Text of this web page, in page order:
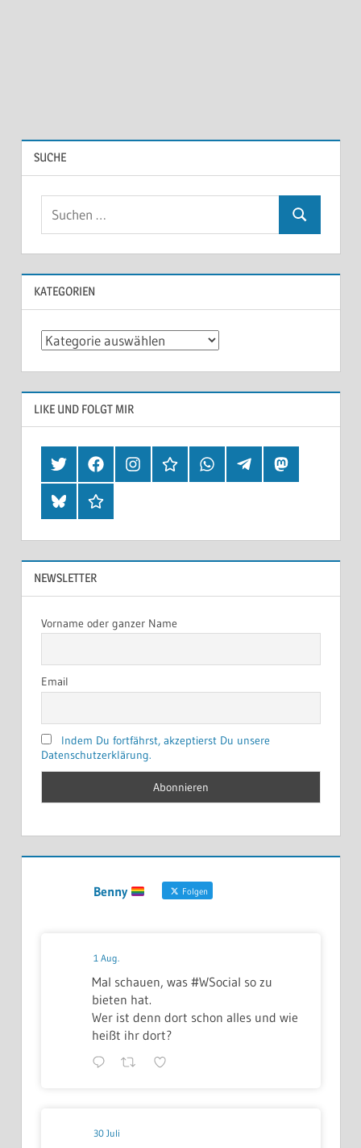
SUCHE
KATEGORIEN
Kategorien
LIKE UND FOLGT MIR
TwitterFacebookInstagramHearthisWhatsappTelegramMastodon
BlueskyThreads
NEWSLETTER
Vorname oder ganzer Name
Email
Indem Du fortfährst, akzeptierst Du unsere
Datenschutzerklärung.
Benny Folgen
1 Aug.
Mal schauen, was #WSocial so zu
bieten hat.
Wer ist denn dort schon alles und wie
heißt ihr dort?
30 Juli